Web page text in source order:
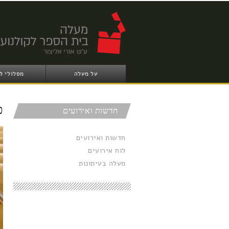
על מעלה מסלולי
חדשות ואירועים
חדשות ואירועים
לוח אירועים
מעלה בעיתונות